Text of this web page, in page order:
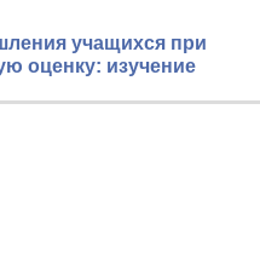
учащихся при
оценку: изучение